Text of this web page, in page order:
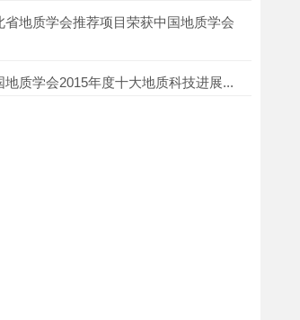
省地质学会推荐项目荣获中国地质学会
地质学会2015年度十大地质科技进展...